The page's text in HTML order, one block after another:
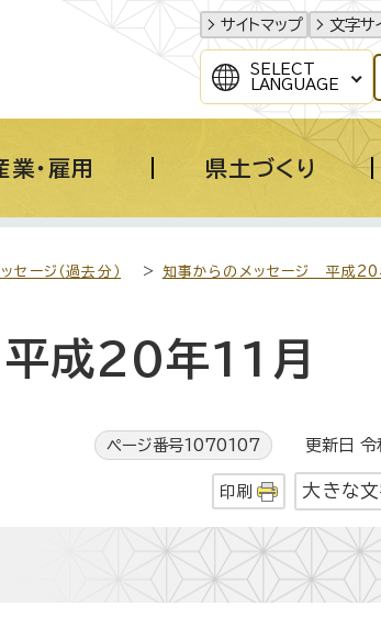
サイトマップ 文字サ
SELECT
LANGUAGE
業・雇用 県土づくり
セージ（過去分） > 知事からのメッセージ 平成20
成20年11月
ページ番号1070107 更新日 令
印刷 大きな